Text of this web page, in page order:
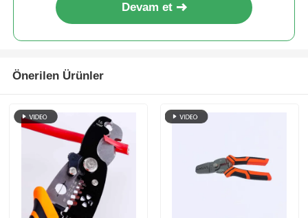
Haberler
Teklif isteği
Kombine Pense
Uzun Burun Pensesi
Yan kesme çivileri
Devam et
Önerilen Ürünler